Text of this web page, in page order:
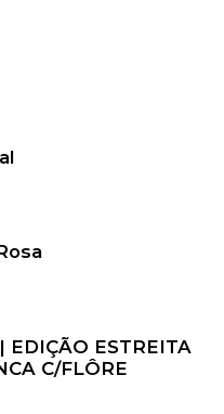
EDIÇÃO ESTREITA
C/FLÔRE